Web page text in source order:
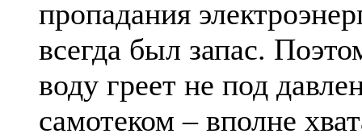
пропадания
всегда был запас.
воду греет не под
самотеком – вполне